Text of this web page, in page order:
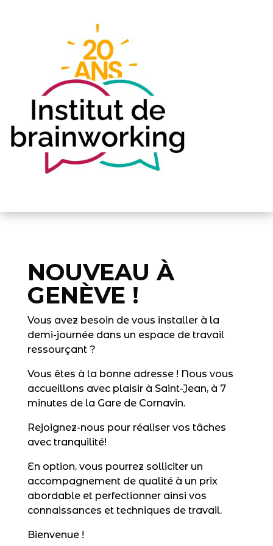
NOUVEAU À
GENÈVE !
Vous avez besoin de vous installer à la
demi-journée dans un espace de travail
ressourçant ?
Vous êtes à la bonne adresse ! Nous vous
accueillons avec plaisir à Saint-Jean, à 7
minutes de la Gare de Cornavin.
Rejoignez-nous pour réaliser vos tâches
avec tranquilité!
En option, vous pourrez solliciter un
accompagnement de qualité à un prix
abordable et perfectionner ainsi vos
connaissances et techniques de travail.
Bienvenue !